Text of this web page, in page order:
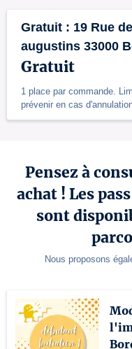
Gratuit : 19 Rue
augustins 33000
Gratuit
1 place par commande.
prévenir en cas
Pensez à
achat ! Les
sont
Nous proposons